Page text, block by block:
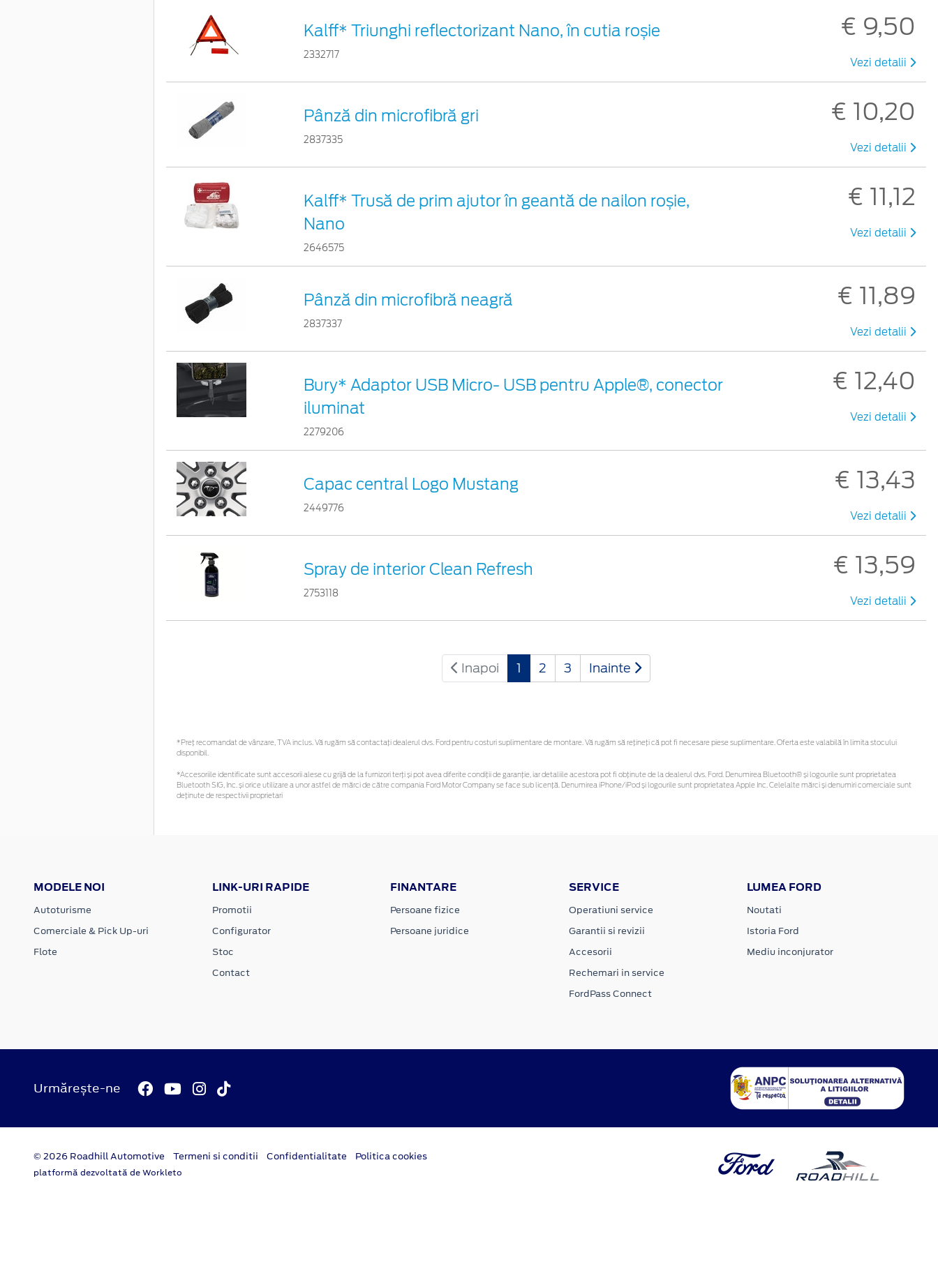
Kalff* Triunghi reflectorizant Nano, în cutia roșie
2332717
€ 9,50
Vezi detalii
Pânză din microfibră gri
2837335
€ 10,20
Vezi detalii
Kalff* Trusă de prim ajutor în geantă de nailon roșie,
Nano
2646575
€ 11,12
Vezi detalii
Pânză din microfibră neagră
2837337
€ 11,89
Vezi detalii
Bury* Adaptor USB Micro- USB pentru Apple®, conector
iluminat
2279206
€ 12,40
Vezi detalii
Capac central Logo Mustang
2449776
€ 13,43
Vezi detalii
Spray de interior Clean Refresh
2753118
€ 13,59
Vezi detalii
Inapoi 1 2 3 Inainte
*Preţ recomandat de vânzare, TVA inclus. Vă rugăm să contactaţi dealerul dvs. Ford pentru costuri suplimentare de montare. Vă rugăm să rețineți că pot fi necesare piese suplimentare. Oferta este valabilă în limita stocului
disponibil.
*Accesoriile identificate sunt accesorii alese cu grijă de la furnizori terți și pot avea diferite condiții de garanție, iar detaliile acestora pot fi obținute de la dealerul dvs. Ford. Denumirea Bluetooth® și logourile sunt proprietatea
Bluetooth SIG, Inc. și orice utilizare a unor astfel de mărci de către compania Ford Motor Company se face sub licență. Denumirea iPhone/iPod și logourile sunt proprietatea Apple Inc. Celelalte mărci și denumiri comerciale sunt
deținute de respectivii proprietari
MODELE NOI
Autoturisme
Comerciale & Pick Up-uri
Flote
LINK-URI RAPIDE
Promotii
Configurator
Stoc
Contact
FINANTARE
Persoane fizice
Persoane juridice
SERVICE
Operatiuni service
Garantii si revizii
Accesorii
Rechemari in service
FordPass Connect
LUMEA FORD
Noutati
Istoria Ford
Mediu inconjurator
Urmărește-ne
© 2026 Roadhill Automotive Termeni si conditii Confidentialitate Politica cookies
platformă dezvoltată de Workleto